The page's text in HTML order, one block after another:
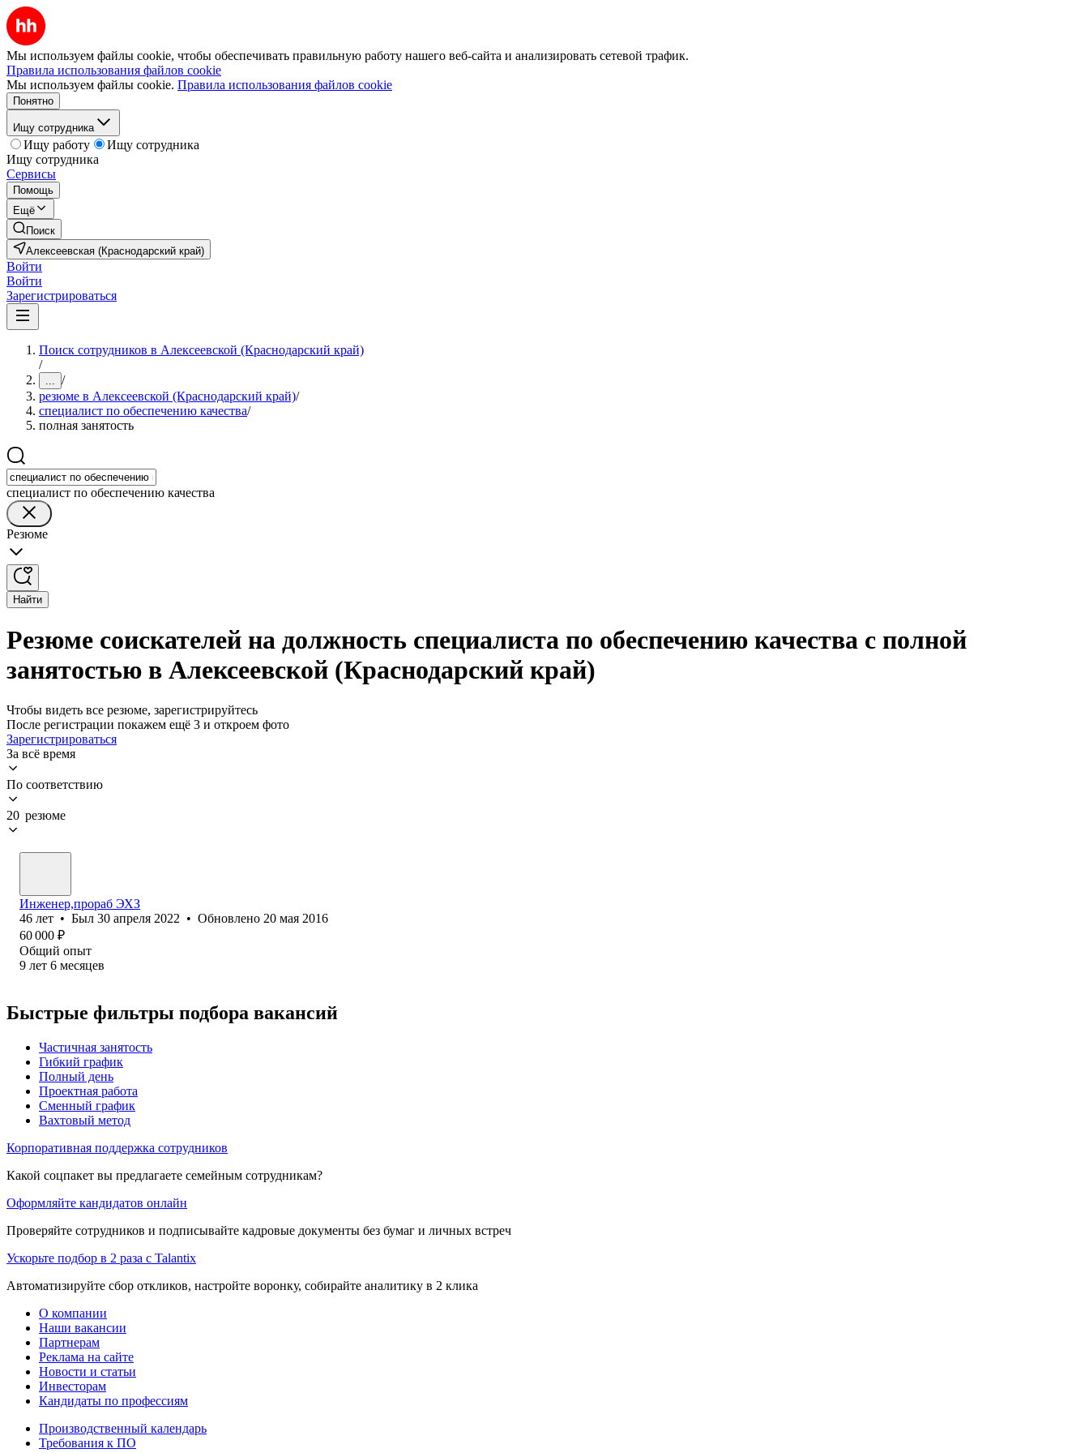
Мы используем файлы cookie, чтобы обеспечивать правильную работу нашего веб-сайта и анализировать сетевой трафик.
Правила использования файлов cookie
Мы используем файлы cookie. Правила использования файлов cookie
Понятно
Ищу сотрудника
Ищу работу
Ищу сотрудника
Ищу сотрудника
Сервисы
Помощь
Ещё
Поиск
Алексеевская (Краснодарский край)
Войти
Войти
Зарегистрироваться
Поиск сотрудников в Алексеевской (Краснодарский край)
/
... /
резюме в Алексеевской (Краснодарский край)/
специалист по обеспечению качества/
полная занятость
специалист по обеспечению качества
Резюме
Найти
Резюме соискателей на должность специалиста по обеспечению качества с полной
занятостью в Алексеевской (Краснодарский край)
Чтобы видеть все резюме, зарегистрируйтесь
После регистрации покажем ещё 3 и откроем фото
Зарегистрироваться
За всё время
По соответствию
20 резюме
Инженер,прораб ЭХЗ
46 лет • Был 30 апреля 2022 • Обновлено 20 мая 2016
60 000 ₽
Общий опыт
9 лет 6 месяцев
Быстрые фильтры подбора вакансий
Частичная занятость
Гибкий график
Полный день
Проектная работа
Сменный график
Вахтовый метод
Корпоративная поддержка сотрудников
Какой соцпакет вы предлагаете семейным сотрудникам?
Оформляйте кандидатов онлайн
Проверяйте сотрудников и подписывайте кадровые документы без бумаг и личных встреч
Ускорьте подбор в 2 раза с Talantix
Автоматизируйте сбор откликов, настройте воронку, собирайте аналитику в 2 клика
О компании
Наши вакансии
Партнерам
Реклама на сайте
Новости и статьи
Инвесторам
Кандидаты по профессиям
Производственный календарь
Требования к ПО